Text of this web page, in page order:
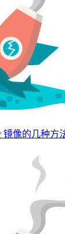
镜像的几种方